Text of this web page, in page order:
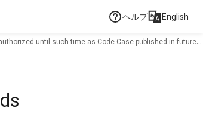
ヘルプ English
until such time as Code Case published in future